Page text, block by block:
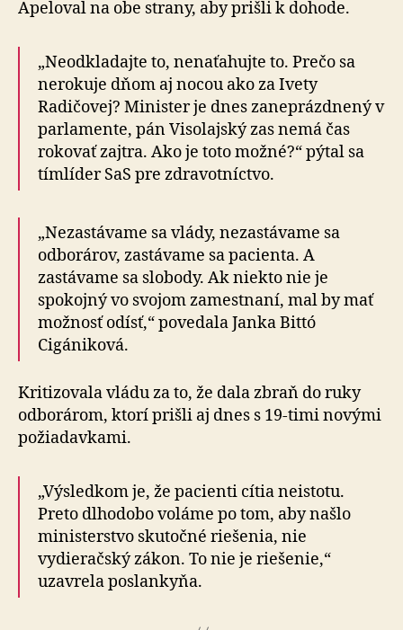
Apeloval na obe strany, aby prišli k dohode.
„Neodkladajte to, nenaťahujte to. Prečo sa
nerokuje dňom aj nocou ako za Ivety
Radičovej? Minister je dnes zaneprázdnený v
parlamente, pán Visolajský zas nemá čas
rokovať zajtra. Ako je toto možné?“ pýtal sa
tímlíder SaS pre zdravotníctvo.
„Nezastávame sa vlády, nezastávame sa
odborárov, zastávame sa pacienta. A
zastávame sa slobody. Ak niekto nie je
spokojný vo svojom zamestnaní, mal by mať
možnosť odísť,“ povedala Janka Bittó
Cigániková.
Kritizovala vládu za to, že dala zbraň do ruky
odborárom, ktorí prišli aj dnes s 19-timi novými
požiadavkami.
„Výsledkom je, že pacienti cítia neistotu.
Preto dlhodobo voláme po tom, aby našlo
ministerstvo skutočné rie­še­nia, nie
vydieračský zákon. To nie je riešenie,“
uzavrela poslankyňa.